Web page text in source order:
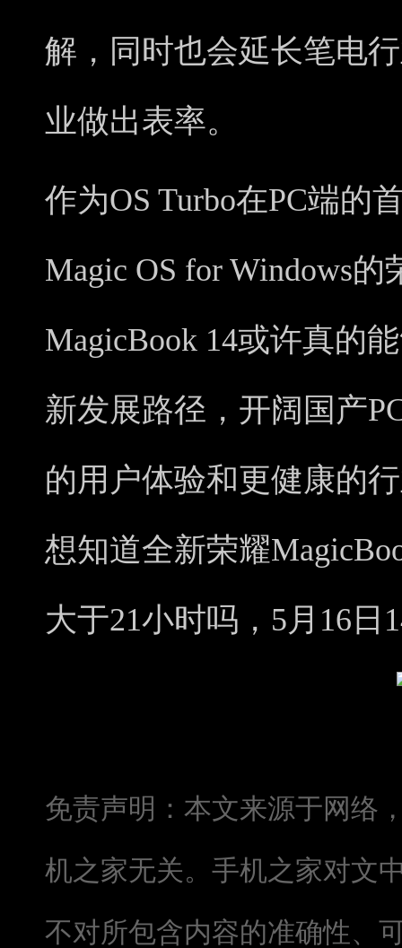
解，同时也会延长笔电
业做出表率。
作为OS Turbo在PC端的
Magic OS for Windows
MagicBook 14或许真的
新发展路径，开阔国产
的用户体验和更健康的
想知道全新荣耀
大于21小时吗，5月16日
免责声明：本文来源于网络
机之家无关。手机之家对文
不对所包含内容的准确性、